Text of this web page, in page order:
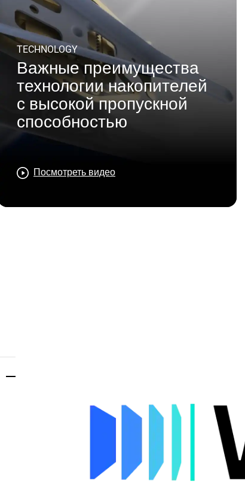
TECHNOLOGY
Важные преимущества
технологии накопителей
с высокой пропускной
способностью
Посмотреть видео